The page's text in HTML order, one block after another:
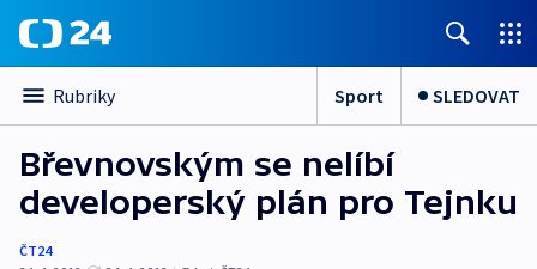
Rubriky Sport SLEDOVAT
Břevnovským se nelíbí
developerský plán pro Tejnku
ČT24